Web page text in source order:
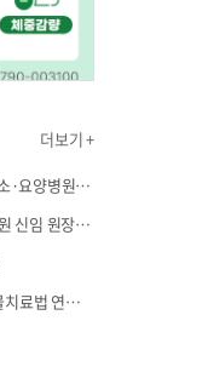
더보기 +
한국병원약사회 박희진 중소·요양병원이사(충청북도 청주의료원 약제팀장) 부친상
복지부, 한국보건산업진흥원 신임 원장에 고상백 교수 임명
한국임상약학회, 2026 약물치료법 연수강좌 8월 21일 개최